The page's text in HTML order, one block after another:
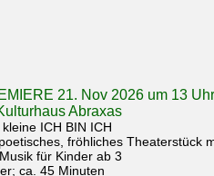
Kinderbuchklassiker von
Lobe und Susi Weigel
Verlag Jungbrunnen
Akteure spielen, singen, tanzen,
fliegen und reimen sich durch
Tieres auf der Suche nach seiner